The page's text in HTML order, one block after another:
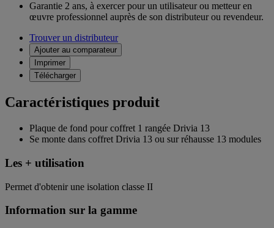
Garantie 2 ans, à exercer pour un utilisateur ou metteur en
œuvre professionnel auprès de son distributeur ou revendeur.
Trouver un distributeur
Ajouter au comparateur
Imprimer
Télécharger
Caractéristiques produit
Plaque de fond pour coffret 1 rangée Drivia 13
Se monte dans coffret Drivia 13 ou sur réhausse 13 modules
Les + utilisation
Permet d'obtenir une isolation classe II
Information sur la gamme